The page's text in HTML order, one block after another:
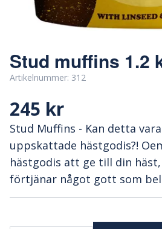
Stud muffins 1.2
Artikelnummer: 312
245 kr
Stud Muffins - Kan detta
uppskattade hästgodis?!
hästgodis att ge till din
förtjänar något gott som bel